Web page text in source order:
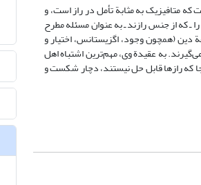
متافیزیک به مثابة تأمل در راز است، و
ـ که از جنس رازند ـ به عنوان مسئله مطرح
دین (همچون وجود، اگزیستانس، اختیار و
به عقیدة وی، مهم‌ترین اشتباه اهل
که رازها قابل حل نیستند، دچار شکست و